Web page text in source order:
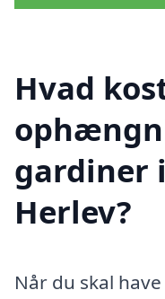
Hvad
gardiner
Herlev?
Når du skal